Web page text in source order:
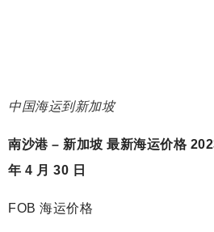
中国海运到新加坡
南沙港 – 新加坡 最新海运价格
年 4 月 30 日
FOB 海运价格